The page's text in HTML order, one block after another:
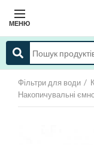
МЕНЮ
Фільтри для води
Накопичувальні